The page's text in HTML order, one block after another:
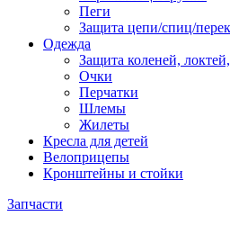
Пеги
Защита цепи/спиц/
Одежда
Защита коленей,
Очки
Перчатки
Шлемы
Жилеты
Кресла для детей
Велоприцепы
Кронштейны и стойки
Запчасти